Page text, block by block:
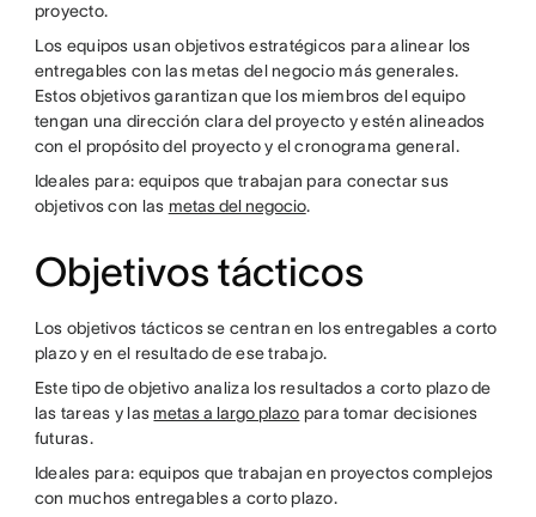
proyecto.
Los equipos usan objetivos estratégicos para alinear los
entregables con las metas del negocio más generales.
Estos objetivos garantizan que los miembros del equipo
tengan una dirección clara del proyecto y estén alineados
con el propósito del proyecto y el cronograma general.
Ideales para: equipos que trabajan para conectar sus
objetivos con las metas del negocio.
Objetivos tácticos
Los objetivos tácticos se centran en los entregables a corto
plazo y en el resultado de ese trabajo.
Este tipo de objetivo analiza los resultados a corto plazo de
las tareas y las metas a largo plazo para tomar decisiones
futuras.
Ideales para: equipos que trabajan en proyectos complejos
con muchos entregables a corto plazo.